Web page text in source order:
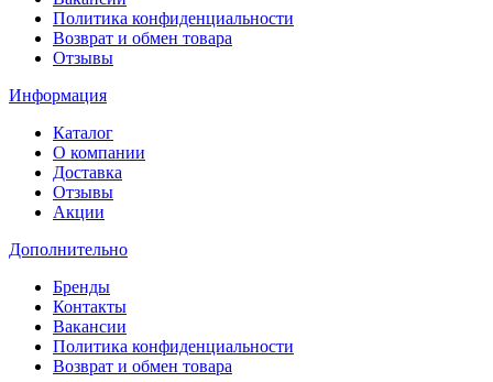
Политика конфиденциальности
Возврат и обмен товара
Отзывы
Информация
Каталог
О компании
Доставка
Отзывы
Акции
Дополнительно
Бренды
Контакты
Вакансии
Политика конфиденциальности
Возврат и обмен товара